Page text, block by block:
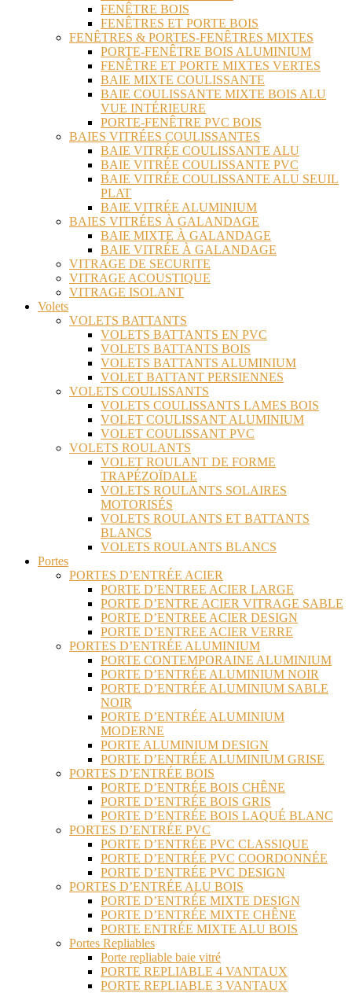
FENÊTRE BOIS
FENÊTRES ET PORTE BOIS
FENÊTRES & PORTES-FENÊTRES MIXTES
PORTE-FENÊTRE BOIS ALUMINIUM
FENÊTRE ET PORTE MIXTES VERTES
BAIE MIXTE COULISSANTE
BAIE COULISSANTE MIXTE BOIS ALU
VUE INTÉRIEURE
PORTE-FENÊTRE PVC BOIS
BAIES VITRÉES COULISSANTES
BAIE VITRÉE COULISSANTE ALU
BAIE VITRÉE COULISSANTE PVC
BAIE VITRÉE COULISSANTE ALU SEUIL
PLAT
BAIE VITRÉE ALUMINIUM
BAIES VITRÉES À GALANDAGE
BAIE MIXTE À GALANDAGE
BAIE VITRÉE À GALANDAGE
VITRAGE DE SECURITE
VITRAGE ACOUSTIQUE
VITRAGE ISOLANT
Volets
VOLETS BATTANTS
VOLETS BATTANTS EN PVC
VOLETS BATTANTS BOIS
VOLETS BATTANTS ALUMINIUM
VOLET BATTANT PERSIENNES
VOLETS COULISSANTS
VOLETS COULISSANTS LAMES BOIS
VOLET COULISSANT ALUMINIUM
VOLET COULISSANT PVC
VOLETS ROULANTS
VOLET ROULANT DE FORME
TRAPÉZOÏDALE
VOLETS ROULANTS SOLAIRES
MOTORISÉS
VOLETS ROULANTS ET BATTANTS
BLANCS
VOLETS ROULANTS BLANCS
Portes
PORTES D’ENTRÉE ACIER
PORTE D’ENTREE ACIER LARGE
PORTE D’ENTRE ACIER VITRAGE SABLE
PORTE D’ENTREE ACIER DESIGN
PORTE D’ENTREE ACIER VERRE
PORTES D’ENTRÉE ALUMINIUM
PORTE CONTEMPORAINE ALUMINIUM
PORTE D’ENTRÉE ALUMINIUM NOIR
PORTE D’ENTRÉE ALUMINIUM SABLE
NOIR
PORTE D’ENTRÉE ALUMINIUM
MODERNE
PORTE ALUMINIUM DESIGN
PORTE D’ENTRÉE ALUMINIUM GRISE
PORTES D’ENTRÉE BOIS
PORTE D’ENTRÉE BOIS CHÊNE
PORTE D’ENTRÉE BOIS GRIS
PORTE D’ENTRÉE BOIS LAQUÉ BLANC
PORTES D’ENTRÉE PVC
PORTE D’ENTRÉE PVC CLASSIQUE
PORTE D’ENTRÉE PVC COORDONNÉE
PORTE D’ENTRÉE PVC DESIGN
PORTES D’ENTRÉE ALU BOIS
PORTE D’ENTRÉE MIXTE DESIGN
PORTE D’ENTRÉE MIXTE CHÊNE
PORTE ENTRÉE MIXTE ALU BOIS
Portes Repliables
Porte repliable baie vitré
PORTE REPLIABLE 4 VANTAUX
PORTE REPLIABLE 3 VANTAUX